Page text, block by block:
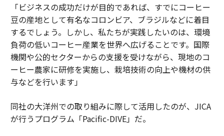
「ビジネスの成功だけが目的であれば、すでにコーヒー
豆の産地として有名なコロンビア、ブラジルなどに着目
するでしょう。しかし、私たちが実践したいのは、環境
負荷の低いコーヒー産業を世界へ広げることです。国際
機関や公的セクターからの支援を受けながら、現地のコ
ーヒー農家に研修を実施し、栽培技術の向上や機材の供
与などを行います」
同社の大洋州での取り組みに際して活用したのが、JICA
が行うプログラム「Pacific-DIVE」だ。